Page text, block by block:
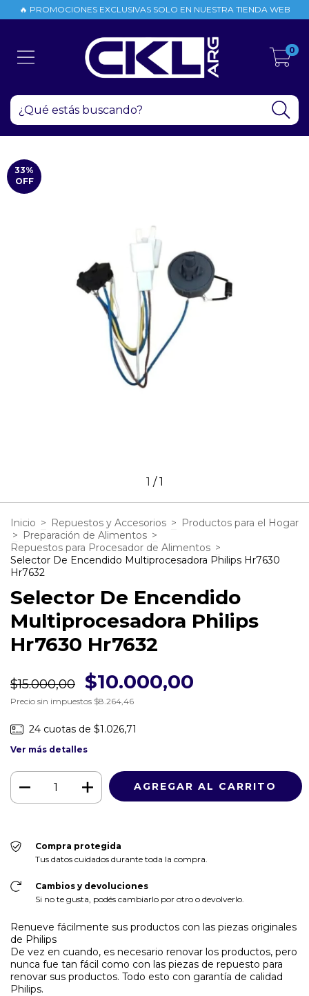
🔥 PROMOCIONES EXCLUSIVAS SOLO EN NUESTRA TIENDA WEB
0
33%
OFF
1 /1
Inicio > Repuestos y Accesorios > Productos para el Hogar
> Preparación de Alimentos >
Repuestos para Procesador de Alimentos >
Selector De Encendido Multiprocesadora Philips Hr7630
Hr7632
Selector De Encendido
Multiprocesadora Philips
Hr7630 Hr7632
$15.000,00 $10.000,00
Precio sin impuestos $8.264,46
24 cuotas de $1.026,71
Ver más detalles
Compra protegida
Tus datos cuidados durante toda la compra.
Cambios y devoluciones
Si no te gusta, podés cambiarlo por otro o devolverlo.
Renueve fácilmente sus productos con las piezas originales
de Philips
De vez en cuando, es necesario renovar los productos, pero
nunca fue tan fácil como con las piezas de repuesto para
renovar sus productos. Todo esto con garantía de calidad
Philips.